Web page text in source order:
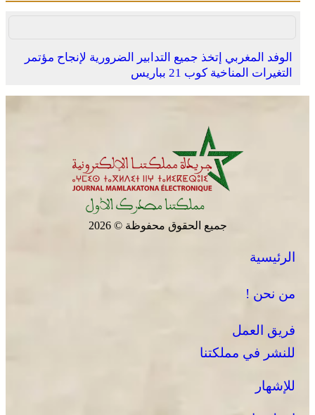
الصحراء المغربية .. كولومبيا تعلن تغييرا في موقفها وتعترف
برقية تعزية ومواساة من أسرة جريدة “مملكتنا” إلى الأستاذ
المرحوم مُّحمد العمراني
الوفد المغربي إتخذ جميع التدابير الضرورية لإنجاح مؤتمر
التغيرات المناخية كوب 21 بباريس
جميع الحقوق محفوظة © 2026
الرئيسية
من نحن !
فريق العمل
للنشر في مملكتنا
للإشهار